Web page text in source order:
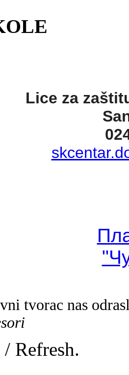
Lice za
tvorac nas
/ Refresh.